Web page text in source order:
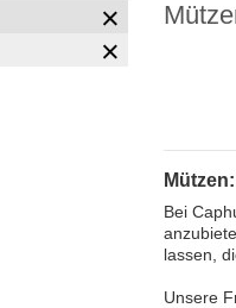
Bei
lassen,
Unsere